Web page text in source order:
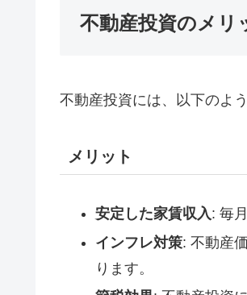
不動産投資のメリ
不動産投資には、以下のよ
メリット
安定した家賃収入: 毎
インフレ対策: 不動産
ります。